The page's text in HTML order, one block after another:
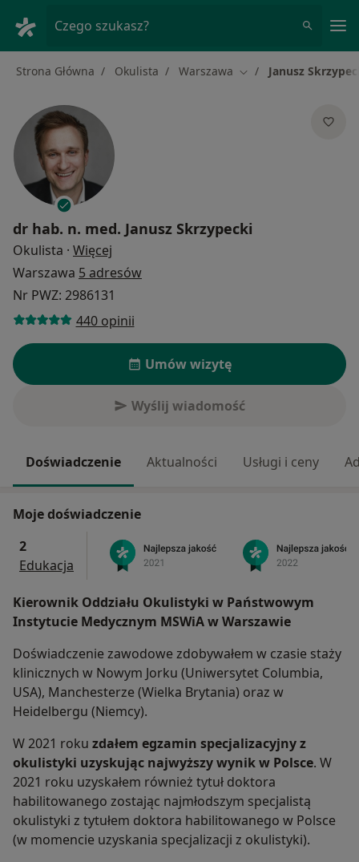
Czego szukasz?
Strona Główna Okulista Warszawa Zmień miasto
Janusz
dr hab. n. med. Janusz Skrzypecki
Okulista · Więcej
Warszawa 5 adresów
Nr PWZ: 2986131
440 opinii
Umów wizytę
Wyślij wiadomość
Doświadczenie Aktualności Usługi i ceny
Moje doświadczenie
2
Edukacja
Kierownik Oddziału Okulistyki w Państwowym
Instytucie Medycznym MSWiA w Warszawie
Doświadczenie zawodowe zdobywałem w czasie staży
klinicznych w Nowym Jorku (Uniwersytet Columbia,
USA), Manchesterze (Wielka Brytania) oraz w
Heidelbergu (Niemcy).
W 2021 roku zdałem egzamin specjalizacyjny z
okulistyki uzyskując najwyższy wynik w Polsce. W
2021 roku uzyskałem również tytuł doktora
habilitowanego zostając najmłodszym specjalistą
okulistyki z tytułem doktora habilitowanego w Polsce
(w momencie uzyskania specjalizacji z okulistyki).